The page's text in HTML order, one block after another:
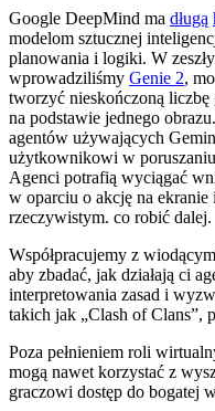
Google DeepMind ma długą
modelom sztucznej
planowania i logiki. W
wprowadziliśmy Genie 2,
tworzyć nieskończoną
na podstawie jednego
agentów używających
użytkownikowi w
Agenci potrafią wyciągać
w oparciu o akcję na
rzeczywistym. co robić dalej.
Współpracujemy z
aby zbadać, jak działają ci
interpretowania zasad i
takich jak „Clash of Clans”,
Poza pełnieniem roli
mogą nawet korzystać z
graczowi dostęp do bogatej